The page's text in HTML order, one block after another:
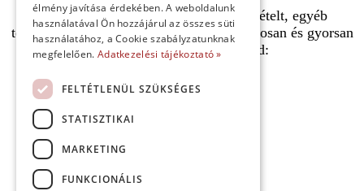
A pályafoglalást, gokartverseny részvételt, egyéb
termékeinket, szolgáltatásainkat biztonságosan és gyorsan
bankkártyával is kifizetheted:
élmény javítása érdekében. A weboldalunk
használatával Ön hozzájárul az összes süti
használatához, a Cookie szabályzatunknak
megfelelően. Adatkezelési tájékoztató »
FELTÉTLENÜL SZÜKSÉGES
STATISZTIKAI
MARKETING
FUNKCIONÁLIS